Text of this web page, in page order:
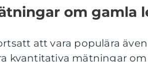
om gamla
att vara populära
kvantitativa mätningar